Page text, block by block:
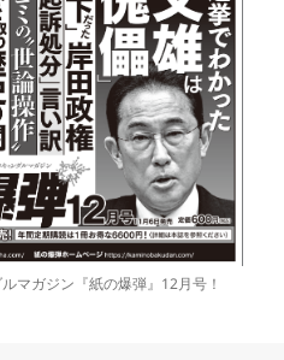
マガジン『紙の爆弾』12月号！